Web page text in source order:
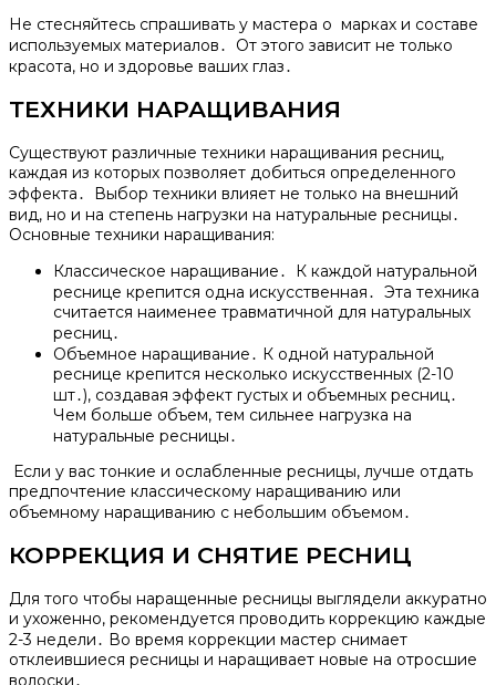
Не стесняйтесь спрашивать у мастера о марках и составе
используемых материалов․ От этого зависит не только
красота, но и здоровье ваших глаз․
ТЕХНИКИ НАРАЩИВАНИЯ
Существуют различные техники наращивания ресниц,
каждая из которых позволяет добиться определенного
эффекта․ Выбор техники влияет не только на внешний
вид, но и на степень нагрузки на натуральные ресницы․
Основные техники наращивания:
Классическое наращивание․ К каждой натуральной
реснице крепится одна искусственная․ Эта техника
считается наименее травматичной для натуральных
ресниц․
Объемное наращивание․ К одной натуральной
реснице крепится несколько искусственных (2-10
шт․), создавая эффект густых и объемных ресниц․
Чем больше объем, тем сильнее нагрузка на
натуральные ресницы․
Если у вас тонкие и ослабленные ресницы, лучше отдать
предпочтение классическому наращиванию или
объемному наращиванию с небольшим объемом․
КОРРЕКЦИЯ И СНЯТИЕ РЕСНИЦ
Для того чтобы наращенные ресницы выглядели аккуратно
и ухоженно, рекомендуется проводить коррекцию каждые
2-3 недели․ Во время коррекции мастер снимает
отклеившиеся ресницы и наращивает новые на отросшие
волоски․